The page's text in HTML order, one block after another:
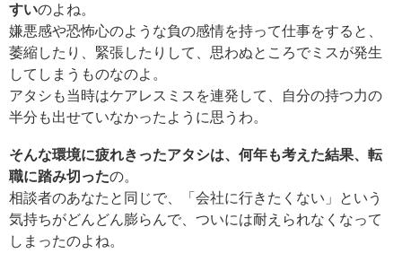
すいのよね。
嫌悪感や恐怖心のような負の感情を持って仕事をすると、
萎縮したり、緊張したりして、思わぬところでミスが発生
してしまうものなのよ。
アタシも当時はケアレスミスを連発して、自分の持つ力の
半分も出せていなかったように思うわ。
そんな環境に疲れきったアタシは、何年も考えた結果、転
職に踏み切ったの。
相談者のあなたと同じで、「会社に行きたくない」という
気持ちがどんどん膨らんで、ついには耐えられなくなって
しまったのよね。